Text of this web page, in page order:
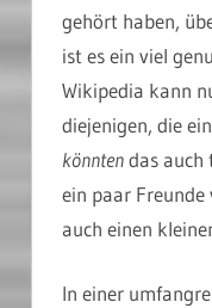
gehört haben,
ist es ein viel
Wikipedia kann
diejenigen, die
könntendas auch
ein paar Freunde
auch einen
In einer